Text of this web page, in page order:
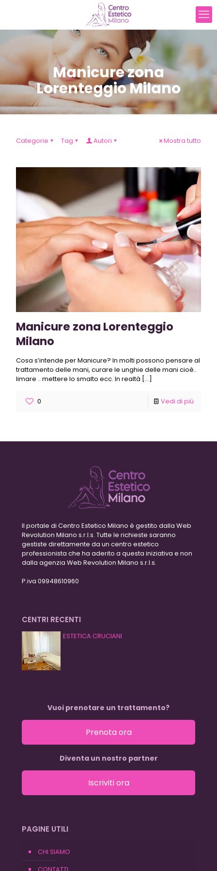
Manicure zona
Lorenteggio Milano
Categorie Tag Autori Mostra tutto
Manicure zona Lorenteggio
Milano
Cosa s’intende per Manicure? In molti possono pensare al
trattamento delle mani, curare le unghie delle mani cioè..
limare .. mettere lo smalto ecc. In realtà […]
0 Vedi di più
Il portale di Centro Estetico Milano è gestito dalla Web
Revolution Milano s.r.l.s. Tutte le richieste saranno
gestiste direttamente da un centro estetico
professionista che ha aderito a questa iniziativa e non
dalla agenzia Web Revolution Milano s.r.l.s.
P.iva 09948610960
CENTRI RECENTI
ESTETICA CRUCIANI
Vuoi prenotare un trattamento?
Prenota ora
Diventa un nostro partner
Iscriviti ora
PAGINE UTILI
CHI SIAMO